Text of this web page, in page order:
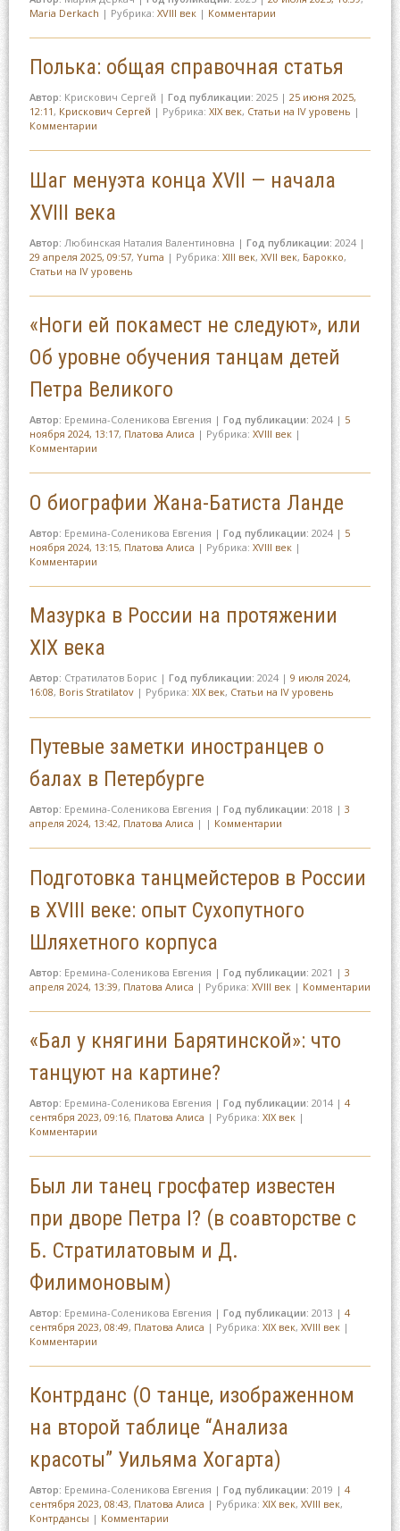
Maria Derkach | Рубрика: XVIII век | Комментарии
Полька: общая справочная статья
Автор: Крискович Сергей | Год публикации: 2025| 25 июня 2025,
12:11, Крискович Сергей | Рубрика: XIX век, Статьи на IV уровень |
Комментарии
Шаг менуэта конца XVII — начала
XVIII века
Автор: Любинская Наталия Валентиновна | Год публикации: 2024|
29 апреля 2025, 09:57, Yuma | Рубрика: XIII век, XVII век, Барокко,
Статьи на IV уровень
«Ноги ей покамест не следуют», или
Об уровне обучения танцам детей
Петра Великого
Автор: Еремина-Соленикова Евгения | Год публикации: 2024| 5
ноября 2024, 13:17, Платова Алиса | Рубрика: XVIII век |
Комментарии
О биографии Жана-Батиста Ланде
Автор: Еремина-Соленикова Евгения | Год публикации: 2024| 5
ноября 2024, 13:15, Платова Алиса | Рубрика: XVIII век |
Комментарии
Мазурка в России на протяжении
XIX века
Автор: Стратилатов Борис | Год публикации: 2024| 9 июля 2024,
16:08, Boris Stratilatov| Рубрика: XIX век, Статьи на IV уровень
Путевые заметки иностранцев о
балах в Петербурге
Автор: Еремина-Соленикова Евгения | Год публикации: 2018 | 3
апреля 2024, 13:42, Платова Алиса | | Комментарии
Подготовка танцмейстеров в России
в XVIII веке: опыт Сухопутного
Шляхетного корпуса
Автор: Еремина-Соленикова Евгения | Год публикации: 2021 | 3
апреля 2024, 13:39, Платова Алиса | Рубрика: XVIII век | Комментарии
«Бал у княгини Барятинской»: что
танцуют на картине?
Автор: Еремина-Соленикова Евгения | Год публикации: 2014| 4
сентября 2023, 09:16, Платова Алиса | Рубрика: XIX век |
Комментарии
Был ли танец гросфатер известен
при дворе Петра I? (в соавторстве с
Б. Стратилатовым и Д.
Филимоновым)
Автор: Еремина-Соленикова Евгения | Год публикации: 2013 | 4
сентября 2023, 08:49, Платова Алиса | Рубрика: XIX век, XVIII век |
Комментарии
Контрданс (О танце, изображенном
на второй таблице “Анализа
красоты” Уильяма Хогарта)
Автор: Еремина-Соленикова Евгения | Год публикации: 2019 | 4
сентября 2023, 08:43, Платова Алиса | Рубрика: XIX век, XVIII век,
Контрдансы | Комментарии